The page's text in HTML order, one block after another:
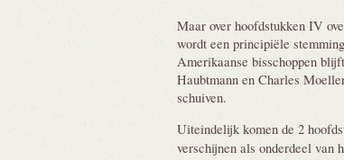
Maar over hoofdstukken IV
wordt een principiële
Amerikaanse bisschoppen
Haubtmann en Charles
schuiven.
Uiteindelijk komen de 2
verschijnen als onderdeel van